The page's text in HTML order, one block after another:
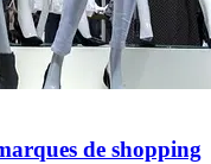
de shopping